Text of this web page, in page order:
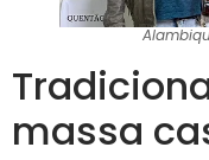
massa